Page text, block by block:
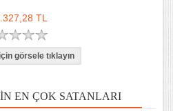
TL
EN ÇOK SATANLARI